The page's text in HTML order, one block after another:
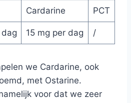
Cardarine PCT
15 mg per dag /
we Cardarine, ook
met Ostarine.
voor dat we zeer